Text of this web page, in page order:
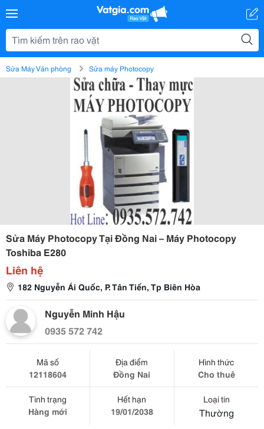
Sửa Máy Văn phòng Sửa máy Photocopy
Sửa Máy Photocopy Tại Đồng Nai – Máy Photocopy
Toshiba E280
Liên hệ
182 Nguyễn Ái Quốc, P. Tân Tiến, Tp Biên Hòa
Nguyễn Minh Hậu
0935 572 742
Mã số
12118604
Địa điểm
Đồng Nai
Hình thức
Cho thuê
Tình trạng
Hàng mới
Hết hạn
19/01/2038
Loại tin
Thường